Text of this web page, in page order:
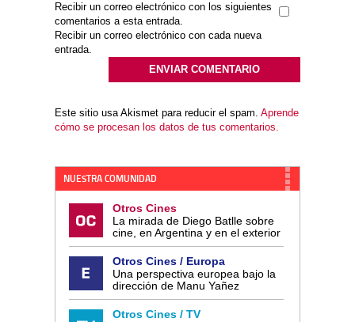
Recibir un correo electrónico con los siguientes
comentarios a esta entrada.
Recibir un correo electrónico con cada nueva
entrada.
Este sitio usa Akismet para reducir el spam. Aprende
cómo se procesan los datos de tus comentarios.
NUESTRA COMUNIDAD
Otros Cines
La mirada de Diego Batlle sobre
cine, en Argentina y en el exterior
Otros Cines / Europa
Una perspectiva europea bajo la
dirección de Manu Yañez
Otros Cines / TV